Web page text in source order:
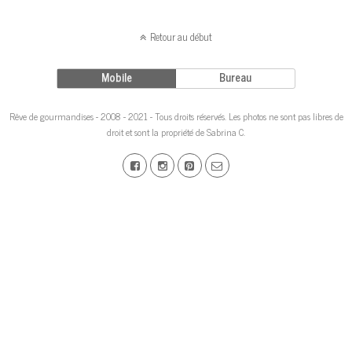
Retour au début
Mobile Bureau
Rêve de gourmandises - 2008 - 2021 - Tous droits réservés. Les photos ne sont pas libres de
droit et sont la propriété de Sabrina C.